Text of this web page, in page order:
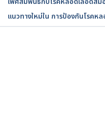
http://www.nhs.uk/
ery.aspx. Accessed May
แนวทางใหม่ใน การป้องกันโรคห